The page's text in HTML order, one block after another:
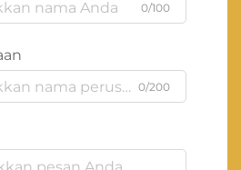
0/100
0/200